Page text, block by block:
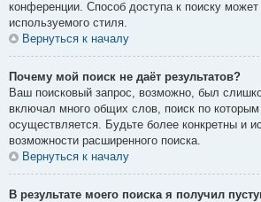
конференции. Способ доступа к поиску может
используемого стиля.
Вернуться к началу
Почему мой поиск не даёт результатов?
Ваш поисковый запрос, возможно, был
включал много общих слов, поиск по
осуществляется. Будьте более конкретны и
возможности расширенного поиска.
Вернуться к началу
В результате моего поиска я получил